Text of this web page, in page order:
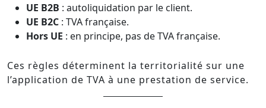
UE B2B : autoliquidation par le client.
UE B2C : TVA française.
Hors UE : en principe, pas de TVA française.
Ces règles déterminent la territorialité sur une
l’application de TVA à une prestation de service.